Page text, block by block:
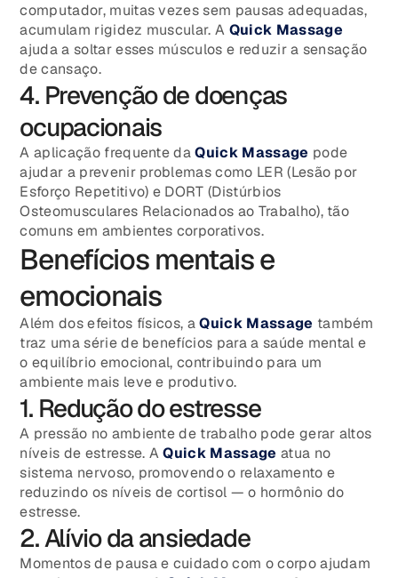
computador, muitas vezes sem pausas adequadas,
acumulam rigidez muscular. A Quick Massage
ajuda a soltar esses músculos e reduzir a sensação
de cansaço.
4. Prevenção de doenças
ocupacionais
A aplicação frequente daQuick Massage pode
ajudar a prevenir problemas como LER (Lesão por
Esforço Repetitivo) e DORT (Distúrbios
Osteomusculares Relacionados ao Trabalho), tão
comuns em ambientes corporativos.
Benefícios mentais e
emocionais
Além dos efeitos físicos, aQuick Massage também
traz uma série de benefícios para a saúde mental e
o equilíbrio emocional, contribuindo para um
ambiente mais leve e produtivo.
1. Redução do estresse
A pressão no ambiente de trabalho pode gerar altos
níveis de estresse. AQuick Massage atua no
sistema nervoso, promovendo o relaxamento e
reduzindo os níveis de cortisol — o hormônio do
estresse.
2. Alívio da ansiedade
Momentos de pausa e cuidado com o corpo ajudam